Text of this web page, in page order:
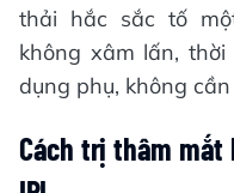
thải hắc sắc tố
không xâm lấn,
dụng phụ, không
Cách trị thâm mắt